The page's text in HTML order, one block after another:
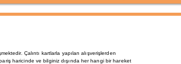
Çalıntı kartlarla yapılan alışverişlerden
haricinde ve bilginiz dışında her hangi bir hareket